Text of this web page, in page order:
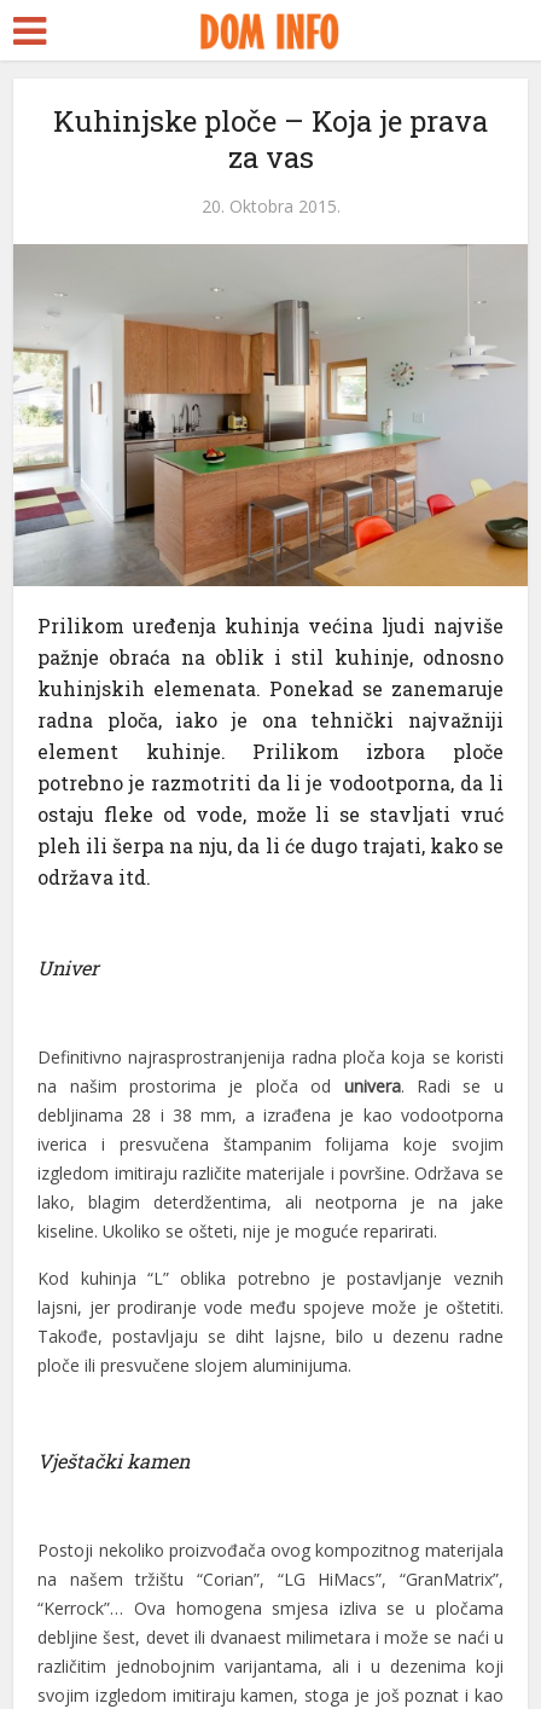
Kuhinjske ploče – Koja je prava
za vas
20. Oktobra 2015.
Prilikom uređenja kuhinja većina ljudi najviše
pažnje obraća na oblik i stil kuhinje, odnosno
kuhinjskih elemenata. Ponekad se zanemaruje
radna ploča, iako je ona tehnički najvažniji
element kuhinje. Prilikom izbora ploče
potrebno je razmotriti da li je vodootporna, da li
ostaju fleke od vode, može li se stavljati vruć
pleh ili šerpa na nju, da li će dugo trajati, kako se
održava itd.
Univer
Definitivno najrasprostranjenija radna ploča koja se koristi
na našim prostorima je ploča od univera. Radi se u
debljinama 28 i 38 mm, a izrađena je kao vodootporna
iverica i presvučena štampanim folijama koje svojim
izgledom imitiraju različite materijale i površine. Održava se
lako, blagim deterdžentima, ali neotporna je na jake
kiseline. Ukoliko se ošteti, nije je moguće reparirati.
Kod kuhinja “L” oblika potrebno je postavljanje veznih
lajsni, jer prodiranje vode među spojeve može je oštetiti.
Takođe, postavljaju se diht lajsne, bilo u dezenu radne
ploče ili presvučene slojem aluminijuma.
Vještački kamen
Postoji nekoliko proizvođača ovog kompozitnog materijala
na našem tržištu “Corian”, “LG HiMacs”, “GranMatrix”,
“Kerrock”… Ova homogena smjesa izliva se u pločama
debljine šest, devet ili dvanaest milimetara i može se naći u
različitim jednobojnim varijantama, ali i u dezenima koji
svojim izgledom imitiraju kamen, stoga je još poznat i kao